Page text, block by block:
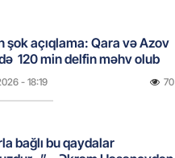
şok açıqlama: Qara və Azov
120 min delfin məhv olub
- 18:19 70
bağlı bu qaydalar